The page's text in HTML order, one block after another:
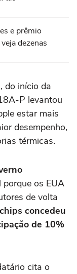
e prêmio
dezenas
do início da
P levantou
estar mais
desempenho,
térmicas.
porque os EUA
de volta
concedeu
de 10%
cita o